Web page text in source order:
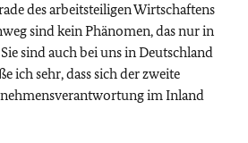
des arbeitsteiligen Wirtschaftens
sind kein Phänomen, das nur in
sind auch bei uns in Deutschland
ich sehr, dass sich der zweite
im Inland